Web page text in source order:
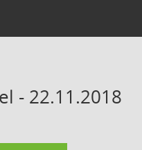
- 22.11.2018